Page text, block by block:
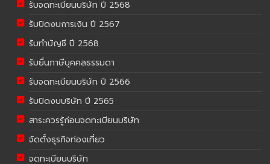
รับจดทะเบียนบริษัท ปี 2568
รับปิดงบการเงิน ปี 2567
รับทำบัญชี ปี 2568
รับยื่นภาษีบุคคลธรรมดา
รับจดทะเบียนบริษัท ปี 2566
รับปิดงบบริษัท ปี 2565
สาระควรรู้ก่อนจดทะเบียนบริษัท
จัดตั้งธุรกิจท่องเที่ยว
จดทะเบียนบริษัท